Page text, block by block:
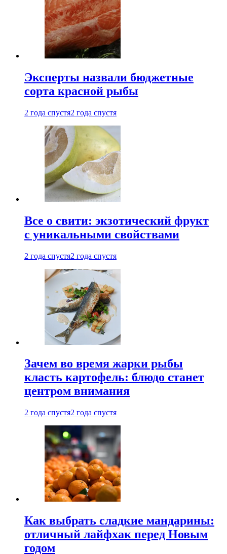
Эксперты назвали бюджетные
сорта красной рыбы
2 года спустя2 года спустя
Все о свити: экзотический фрукт
с уникальными свойствами
2 года спустя2 года спустя
Зачем во время жарки рыбы
класть картофель: блюдо станет
центром внимания
2 года спустя2 года спустя
Как выбрать сладкие мандарины:
отличный лайфхак перед Новым
годом